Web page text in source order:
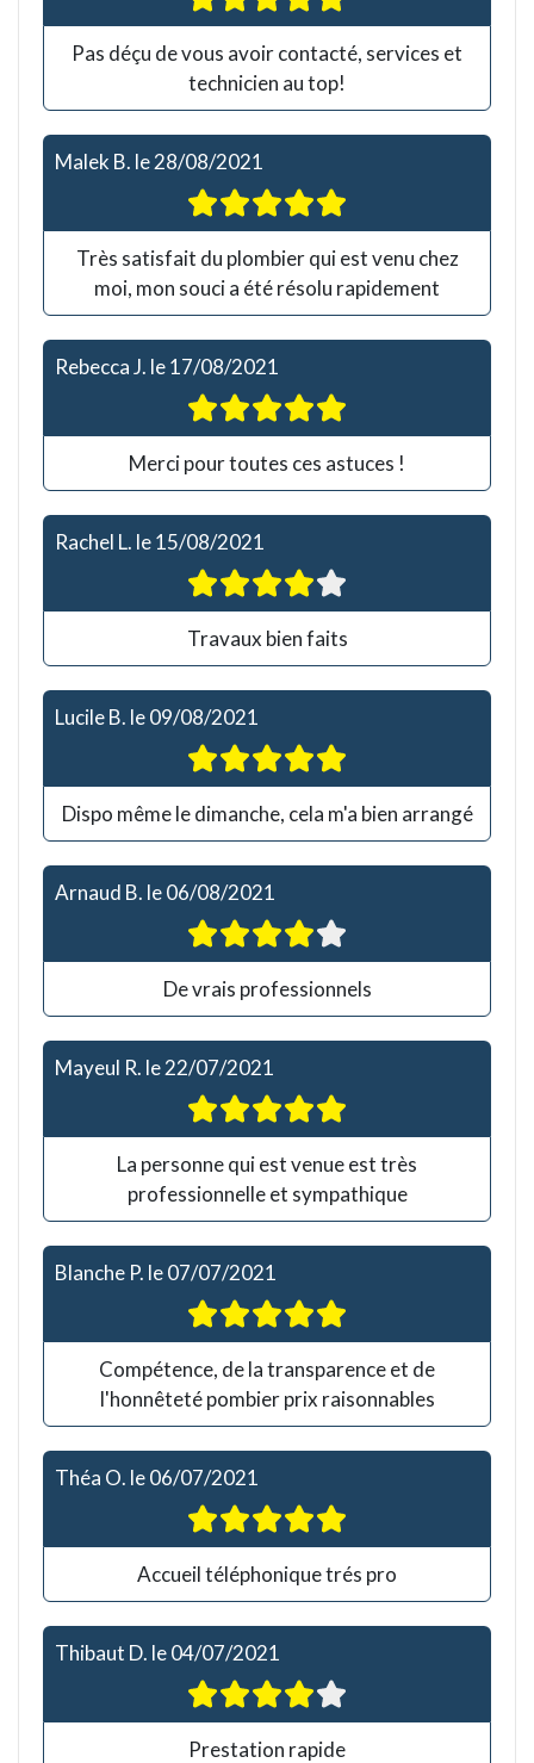
Pas déçu de vous avoir contacté, services et
technicien au top!
Malek B. le28/08/2021
Très satisfait du plombier qui est venu chez
moi, mon souci a été résolu rapidement
Rebecca J. le17/08/2021
Merci pour toutes ces astuces !
Rachel L. le15/08/2021
Travaux bien faits
Lucile B. le09/08/2021
Dispo même le dimanche, cela m'a bien arrangé
Arnaud B. le06/08/2021
De vrais professionnels
Mayeul R. le22/07/2021
La personne qui est venue est très
professionnelle et sympathique
Blanche P. le07/07/2021
Compétence, de la transparence et de
l'honnêteté pombier prix raisonnables
Théa O. le06/07/2021
Accueil téléphonique trés pro
Thibaut D. le04/07/2021
Prestation rapide